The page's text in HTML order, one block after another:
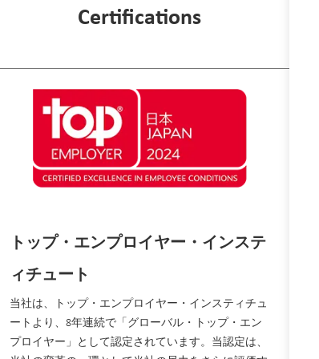
Certifications
トップ・エンプロイヤー・インステ
ィチュート
当社は、トップ・エンプロイヤー・インスティチュ
ートより、8年連続で「グローバル・トップ・エン
プロイヤー」として認定されています。当認定は、